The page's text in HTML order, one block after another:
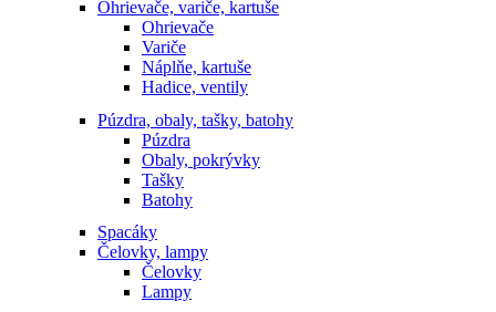
Ohrievače, variče, kartuše
Ohrievače
Variče
Náplňe, kartuše
Hadice, ventily
Púzdra, obaly, tašky, batohy
Púzdra
Obaly, pokrývky
Tašky
Batohy
Spacáky
Čelovky, lampy
Čelovky
Lampy